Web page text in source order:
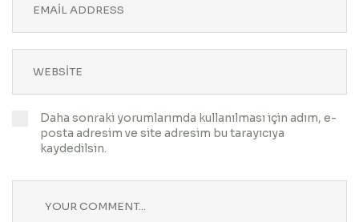
Daha sonraki yorumlarımda kullanılması için adım, e-
posta adresim ve site adresim bu tarayıcıya
kaydedilsin.